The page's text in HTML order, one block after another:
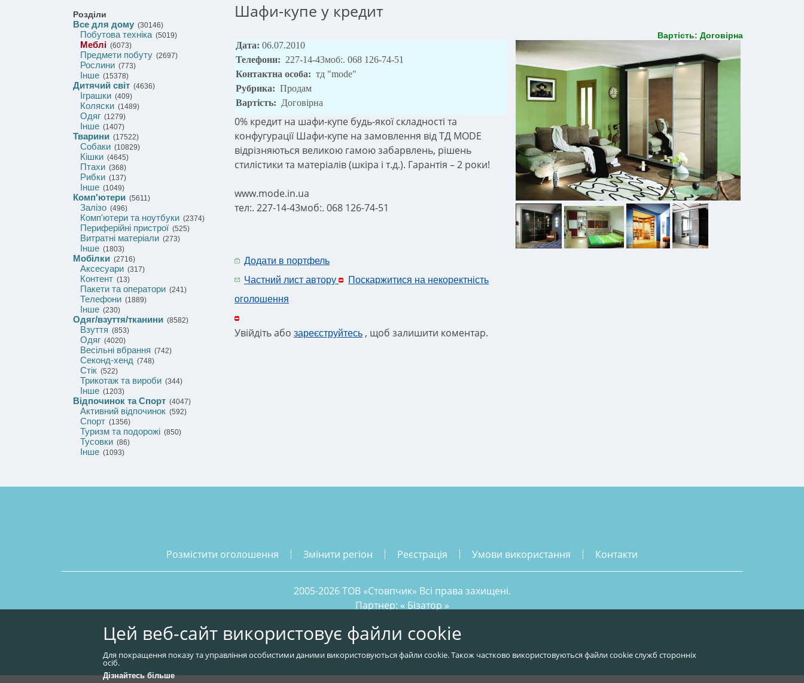
Розділи
Все для дому (30146)
Побутова техніка(5019)
Меблі (6073)
Предмети побуту (2697)
Рослини (773)
Інше (15378)
Дитячий світ (4636)
Іграшки (409)
Коляски (1489)
Одяг (1279)
Інше (1407)
Тварини (17522)
Собаки (10829)
Кішки (4645)
Птахи (368)
Рибки (137)
Інше (1049)
Комп'ютери (5611)
Залізо (496)
Комп'ютери та ноутбуки (2374)
Периферійні пристрої (525)
Витратні матеріали (273)
Інше (1803)
Мобілки (2716)
Аксесуари (317)
Контент (13)
Пакети та оператори (241)
Телефони (1889)
Інше (230)
Одяг/взуття/тканини (8582)
Взуття (853)
Одяг (4020)
Весільні вбрання (742)
Секонд-хенд (748)
Стік (522)
Трикотаж та вироби (344)
Інше (1203)
Відпочинок та Спорт (4047)
Активний відпочинок (592)
Спорт (1356)
Туризм та подорожі (850)
Тусовки (86)
Інше (1093)
Шафи-купе у кредит
Вартість: Договірна
Дата: 06.07.2010
Телефони: 227-14-43моб:. 068 126-74-51
Контактна особа: тд "mode"
Рубрика: Продам
Вартість: Договірна
0% кредит на шафи-купе будь-якої складності та
конфугурації Шафи-купе на замовлення від ТД MODE
відрізняються великою гамою забарвлень, рішень
стилістики та матеріалів (шкіра і т.д.). Гарантія – 2 роки!
www.mode.in.ua
тел:. 227-14-43моб:. 068 126-74-51
Додати в портфель
Частний лист автору
Поскаржитися на некоректність
оголошення
Увійдіть або зареєструйтесь , щоб залишити коментар.
розмістити оголошення змінити регіон реєстрація умови використання контакти
2005-2026 ТОВ «Стовпчик» Всі права захищені.
Партнер: « Бізатор »
Цей веб-сайт використовує файли cookie
Для покращення показу та управління особистими даними використовуються файли cookie. Також частково використовуються файли cookie служб сторонніх
осіб.
Дізнайтесь більше